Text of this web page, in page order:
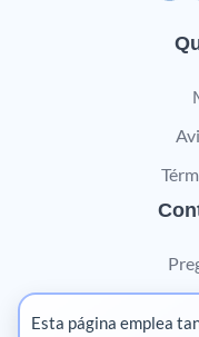
Esta página emplea